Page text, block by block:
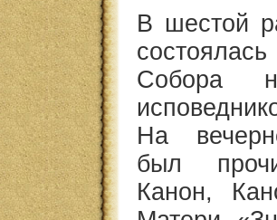
В шестой
Собора
На
был
Канон,